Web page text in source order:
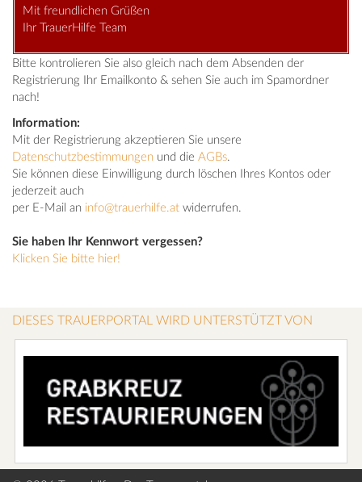
Mit freundlichen Grüßen
Ihr TrauerHilfe Team
Bitte kontrolieren Sie also gleich nach dem Absenden der
Registrierung Ihr Emailkonto & sehen Sie auch im Spamordner
nach!
Information:
Mit der Registrierung akzeptieren Sie unsere
Datenschutzbestimmungen und die AGBs.
Sie können diese Einwilligung durch löschen Ihres Kontos oder
jederzeit auch
per E-Mail an info@trauerhilfe.at widerrufen.
Sie haben Ihr Kennwort vergessen?
Klicken Sie bitte hier!
DIESES TRAUERPORTAL WIRD UNTERSTÜTZT VON